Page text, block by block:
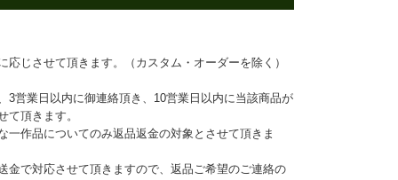
じさせて頂きます。（カスタム・オーダーを除く）
3営業日以内に御連絡頂き、10営業日以内に当該商品が
て頂きます。
一作品についてのみ返品返金の対象とさせて頂きま
金で対応させて頂きますので、返品ご希望のご連絡の